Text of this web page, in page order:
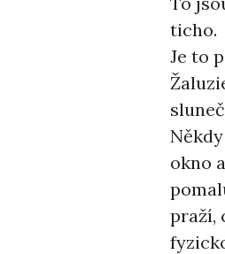
ticho.
Je to
okno
praží,